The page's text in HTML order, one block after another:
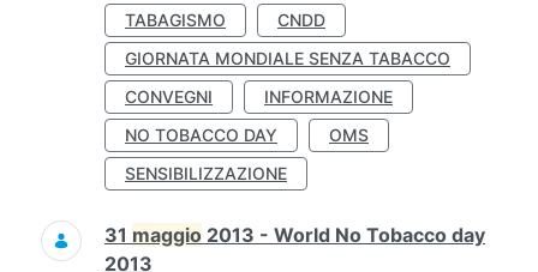
TABAGISMO
CNDD
GIORNATA MONDIALE SENZA TABACCO
CONVEGNI
INFORMAZIONE
NO TOBACCO DAY
OMS
SENSIBILIZZAZIONE
31 maggio 2013 - World No Tobacco day
2013